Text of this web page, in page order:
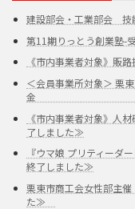
建設部会・工業部会 技
第11期りっとう創業塾-
《市内事業者対象》販
＜会員事業所対象＞ 栗
《市内事業者対象》人
了しました≫
『ウマ娘 プリティーダ
終了しました≫
栗東市商工会女性部主
た≫